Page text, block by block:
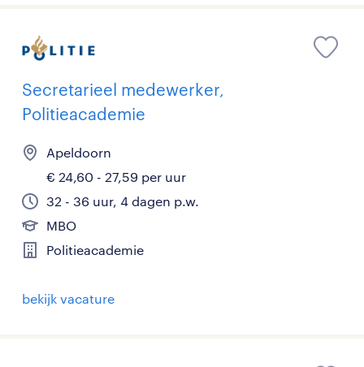
Secretarieel medewerker,
Politieacademie
Apeldoorn
€ 24,60 - 27,59 per uur
32 - 36 uur, 4 dagen p.w.
MBO
Politieacademie
bekijk vacature